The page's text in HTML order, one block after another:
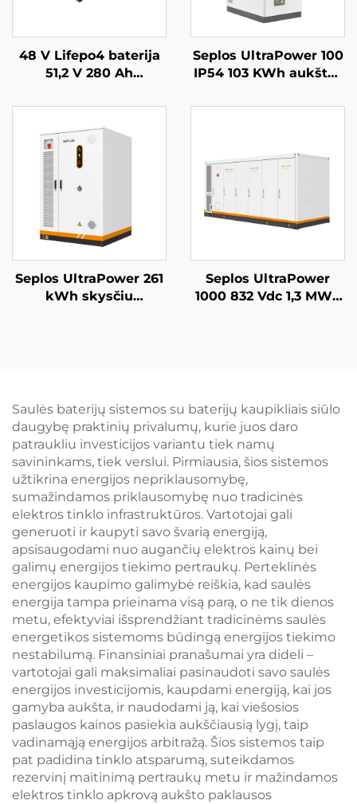
48 V Lifepo4 baterija
51,2 V 280 Ah
atsarginės baterijos
sistema 14 kWh saulės
energijos Seplos
baterija
Seplos UltraPower 100
IP54 103 KWh aukštos
komercinės energijos
BESS
Seplos UltraPower 261
kWh skysčiu
valdymo sistema
mikrotinklams,
pramonei
Seplos UltraPower
1000 832 Vdc 1,3 MWh
mikrotinklai, BESS
Saulės baterijų sistemos su baterijų kaupikliais siūlo
daugybę praktinių privalumų, kurie juos daro
patraukliu investicijos variantu tiek namų
savininkams, tiek verslui. Pirmiausia, šios sistemos
užtikrina energijos nepriklausomybę,
sumažindamos priklausomybę nuo tradicinės
elektros tinklo infrastruktūros. Vartotojai gali
generuoti ir kaupyti savo švarią energiją,
apsisaugodami nuo augančių elektros kainų bei
galimų energijos tiekimo pertraukų. Perteklinės
energijos kaupimo galimybė reiškia, kad saulės
energija tampa prieinama visą parą, o ne tik dienos
metu, efektyviai išsprendžiant tradicinėms saulės
energetikos sistemoms būdingą energijos tiekimo
nestabilumą. Finansiniai pranašumai yra dideli –
vartotojai gali maksimaliai pasinaudoti savo saulės
energijos investicijomis, kaupdami energiją, kai jos
gamyba aukšta, ir naudodami ją, kai viešosios
paslaugos kainos pasiekia aukščiausią lygį, taip
vadinamąją energijos arbitražą. Šios sistemos taip
pat padidina tinklo atsparumą, suteikdamos
rezervinį maitinimą pertraukų metu ir mažindamos
elektros tinklo apkrovą aukšto paklausos